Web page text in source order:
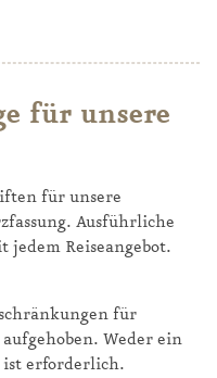
für unsere
für unsere
Ausführliche
Reiseangebot.
für
Weder ein
ist erforderlich.